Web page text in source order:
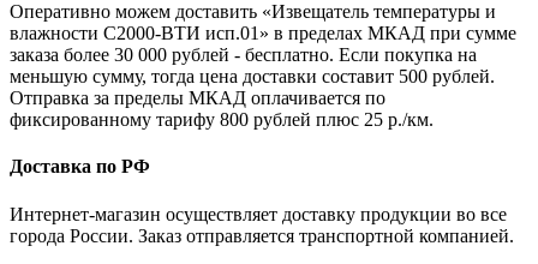
Оперативно можем доставить «Извещатель температуры и
влажности С2000-ВТИ исп.01» в пределах МКАД при сумме
заказа более 30 000 рублей - бесплатно. Если покупка на
меньшую сумму, тогда цена доставки составит 500 рублей.
Отправка за пределы МКАД оплачивается по
фиксированному тарифу 800 рублей плюс 25 р./км.
Доставка по РФ
Интернет-магазин осуществляет доставку продукции во все
города России. Заказ отправляется транспортной компанией.